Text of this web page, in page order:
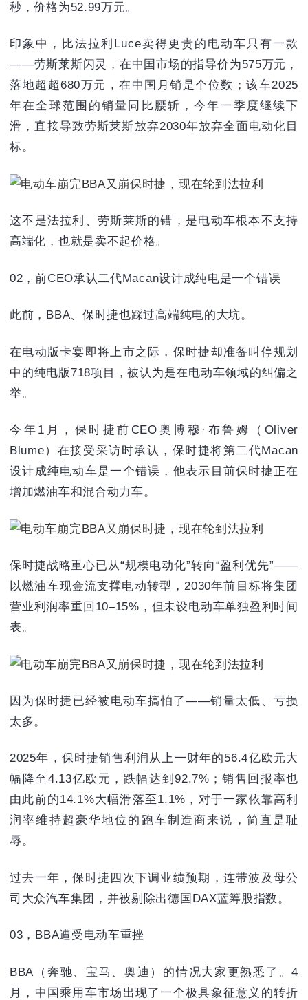
秒，价格为52.99万元。
印象中，比法拉利Luce卖得更贵的电动车只有一款
——劳斯莱斯闪灵，在中国市场的指导价为575万元，
落地超超680万元，在中国月销是个位数；该车2025
年在全球范围的销量同比腰斩，今年一季度继续下
滑，直接导致劳斯莱斯放弃2030年放弃全面电动化目
标。
这不是法拉利、劳斯莱斯的错，是电动车根本不支持
高端化，也就是卖不起价格。
02，前CEO承认二代Macan设计成纯电是一个错误
此前，BBA、保时捷也踩过高端纯电的大坑。
在电动版卡宴即将上市之际，保时捷却准备叫停规划
中的纯电版718项目，被认为是在电动车领域的纠偏之
举。
今年1月，保时捷前CEO奥博穆·布鲁姆（Oliver
Blume）在接受采访时承认，保时捷将第二代Macan
设计成纯电动车是一个错误，他表示目前保时捷正在
增加燃油车和混合动力车。
保时捷战略重心已从“规模电动化”转向“盈利优先”——
以燃油车现金流支撑电动转型，‌2030年前目标将集团
营业利润率重回10–15%，但未设电动车单独盈利时间
表‌。‌‌
因为保时捷已经被电动车搞怕了——销量太低、亏损
太多。
2025年，保时捷销售利润从上一财年的56.4亿欧元大
幅降至4.13亿欧元，跌幅达到92.7%；销售回报率也
由此前的14.1%大幅滑落至1.1%，对于一家依靠高利
润率维持超豪华地位的跑车制造商来说，简直是耻
辱。
过去一年，保时捷四次下调业绩预期，连带波及母公
司大众汽车集团，并被剔除出德国DAX蓝筹股指数。
03，BBA遭受电动车重挫
BBA（奔驰、宝马、奥迪）的情况大家更熟悉了。4
月，中国乘用车市场出现了一个极具象征意义的转折